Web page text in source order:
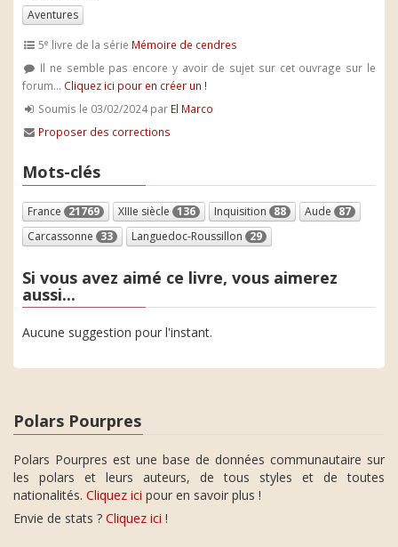
Aventures
5e livre de la série Mémoire de cendres
Il ne semble pas encore y avoir de sujet sur cet ouvrage sur le
forum... Cliquez ici pour en créer un !
Soumis le 03/02/2024 par El Marco
Proposer des corrections
Mots-clés
France 21769 XIIIe siècle 136 Inquisition 88 Aude 87
Carcassonne 33 Languedoc-Roussillon 29
Si vous avez aimé ce livre, vous aimerez
aussi...
Aucune suggestion pour l'instant.
Polars Pourpres
Polars Pourpres est une base de données communautaire sur
les polars et leurs auteurs, de tous styles et de toutes
nationalités. Cliquez ici pour en savoir plus !
Envie de stats ? Cliquez ici !